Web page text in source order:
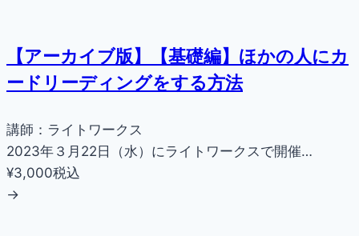
【アーカイブ版】【基礎編】ほかの人にカ
ードリーディングをする方法
講師：ライトワークス
2023年３月22日（水）にライトワークスで開催…
¥3,000税込
→